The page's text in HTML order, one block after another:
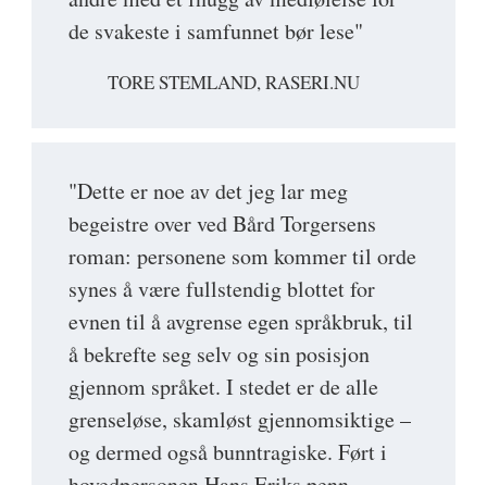
de svakeste i samfunnet bør lese"
TORE STEMLAND, RASERI.NU
"Dette er noe av det jeg lar meg
begeistre over ved Bård Torgersens
roman: personene som kommer til orde
synes å være fullstendig blottet for
evnen til å avgrense egen språkbruk, til
å bekrefte seg selv og sin posisjon
gjennom språket. I stedet er de alle
grenseløse, skamløst gjennomsiktige –
og dermed også bunntragiske. Ført i